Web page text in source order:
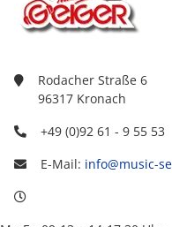
Rodacher Straße 6
96317 Kronach
+49 (0)92 61 - 9 55 53
E-Mail: info@music-